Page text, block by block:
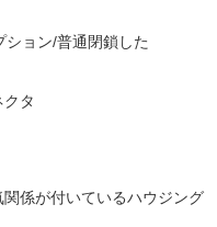
ション/普通閉鎖した
タ
係が付いているハウジング